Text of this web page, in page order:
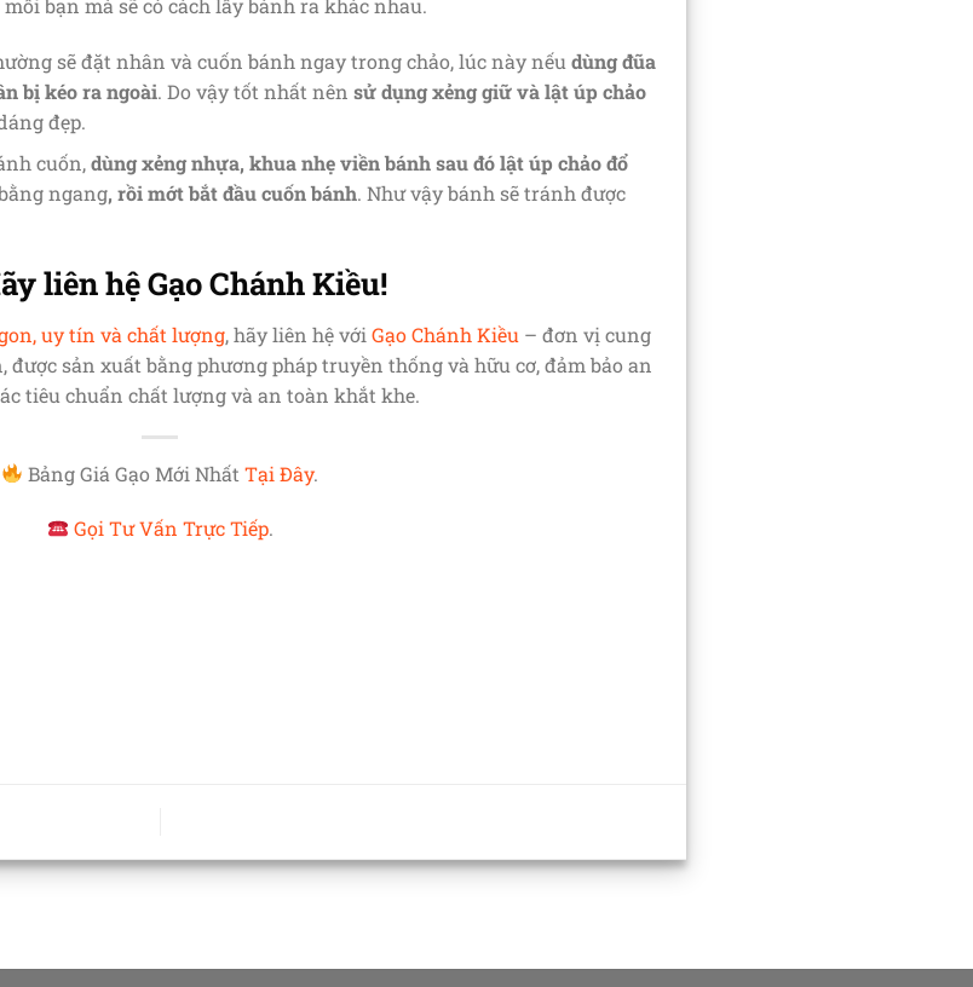
bạn mà sẽ có cách lấy bánh ra khác nhau.
sẽ đặt nhân và cuốn bánh ngay trong chảo, lúc này nếu dùng đũa
bị kéo ra ngoài. Do vậy tốt nhất nên sử dụng xẻng giữ và lật úp chảo
đẹp.
cuốn,dùng xẻng nhựa, khua nhẹ viền bánh sau đó lật úp chảo đổ
ngang, rồi mớt bắt đầu cuốn bánh. Như vậy bánh sẽ tránh được
liên hệ Gạo Chánh Kiều!
uy tín và chất lượng, hãy liên hệ với Gạo Chánh Kiều – đơn vị cung
được sản xuất bằng phương pháp truyền thống và hữu cơ, đảm bảo an
tiêu chuẩn chất lượng và an toàn khắt khe.
Bảng Giá Gạo Mới NhấtTại Đây.
Gọi Tư Vấn Trực Tiếp.